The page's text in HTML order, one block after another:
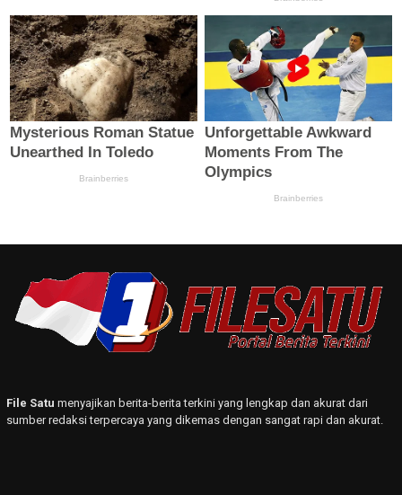
File Satu menyajikan berita-berita terkini yang lengkap dan akurat dari
sumber redaksi terpercaya yang dikemas dengan sangat rapi dan akurat.